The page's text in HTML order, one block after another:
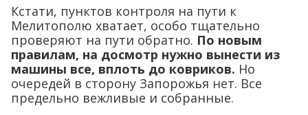
Кстати, пунктов контроля на пути к
Мелитополю хватает, особо тщательно
проверяют на пути обратно. По новым
правилам, на досмотр нужно вынести из
машины все, вплоть до ковриков. Но
очередей в сторону Запорожья нет. Все
предельно вежливые и собранные.